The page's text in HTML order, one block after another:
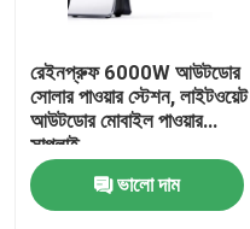
রেইনপ্রুফ 6000W আউটডোর
সোলার পাওয়ার স্টেশন, লাইটওয়েট
আউটডোর মোবাইল পাওয়ার
সাপ্লাই
ভালো দাম